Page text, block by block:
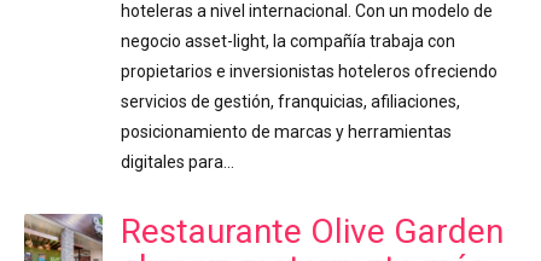
hoteleras a nivel internacional. Con un modelo de
negocio asset-light, la compañía trabaja con
propietarios e inversionistas hoteleros ofreciendo
servicios de gestión, franquicias, afiliaciones,
posicionamiento de marcas y herramientas
digitales para…
Restaurante Olive Garden